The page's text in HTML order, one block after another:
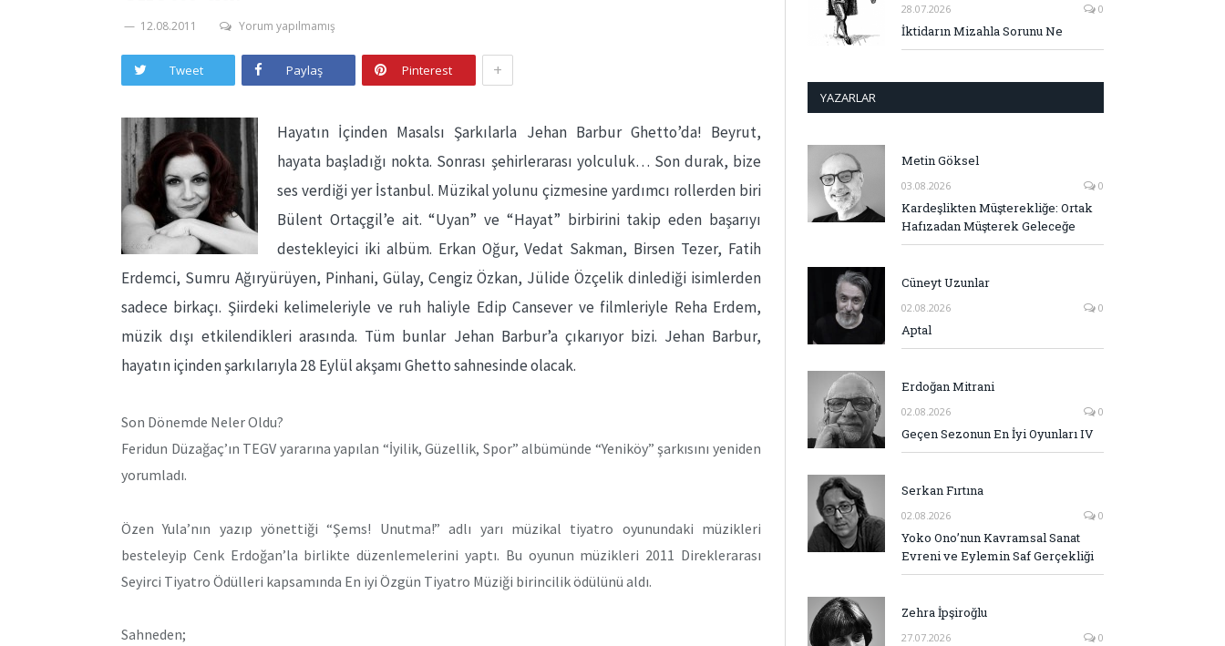
12.08.2011 Yorum yapılmamış
Tweet Paylaş Pinterest +
Hayatın İçinden Masalsı Şarkılarla Jehan Barbur Ghetto’da! Beyrut,
hayata başladığı nokta. Sonrası şehirlerarası yolculuk… Son durak, bize
ses verdiği yer İstanbul. Müzikal yolunu çizmesine yardımcı rollerden biri
Bülent Ortaçgil’e ait. “Uyan” ve “Hayat” birbirini takip eden başarıyı
destekleyici iki albüm. Erkan Oğur, Vedat Sakman, Birsen Tezer, Fatih
Erdemci, Sumru Ağıryürüyen, Pinhani, Gülay, Cengiz Özkan, Jülide Özçelik dinlediği isimlerden
sadece birkaçı. Şiirdeki kelimeleriyle ve ruh haliyle Edip Cansever ve filmleriyle Reha Erdem,
müzik dışı etkilendikleri arasında. Tüm bunlar Jehan Barbur’a çıkarıyor bizi. Jehan Barbur,
hayatın içinden şarkılarıyla 28 Eylül akşamı Ghetto sahnesinde olacak.
Son Dönemde Neler Oldu?
Feridun Düzağaç’ın TEGV yararına yapılan “İyilik, Güzellik, Spor” albümünde “Yeniköy” şarkısını yeniden
yorumladı.
Özen Yula’nın yazıp yönettiği “Şems! Unutma!” adlı yarı müzikal tiyatro oyunundaki müzikleri
besteleyip Cenk Erdoğan’la birlikte düzenlemelerini yaptı. Bu oyunun müzikleri 2011 Direklerarası
Seyirci Tiyatro Ödülleri kapsamında En iyi Özgün Tiyatro Müziği birincilik ödülünü aldı.
Sahneden;
28.07.2026 0
İktidarın Mizahla Sorunu Ne
YAZARLAR
Metin Göksel
03.08.2026 0
Kardeşlikten Müşterekliğe: Ortak
Hafızadan Müşterek Geleceğe
Cüneyt Uzunlar
02.08.2026 0
Aptal
Erdoğan Mitrani
02.08.2026 0
Geçen Sezonun En İyi Oyunları IV
Serkan Fırtına
02.08.2026 0
Yoko Ono’nun Kavramsal Sanat
Evreni ve Eylemin Saf Gerçekliği
Zehra İpşiroğlu
27.07.2026 0